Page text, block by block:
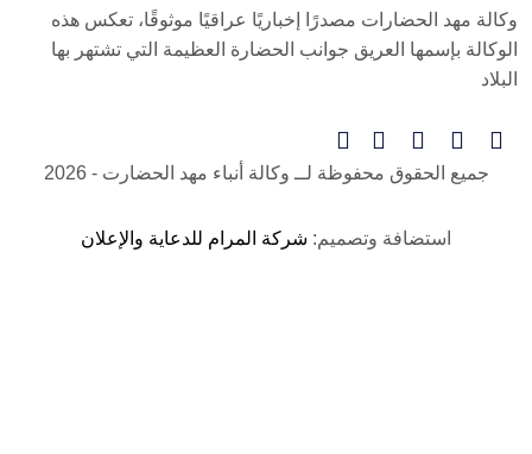
وكالة مهد الحضارات مصدرًا إخباريًا عراقيًا موثوقًا، تعكس هذه
الوكالة بإسمها العريق جوانب الحضارة العظيمة التي تشتهر بها
البلاد
جميع الحقوق محفوظة لــ وكالة أنباء مهد الحضارت - 2026
استضافة وتصميم: شركة المرام للدعاية والإعلان